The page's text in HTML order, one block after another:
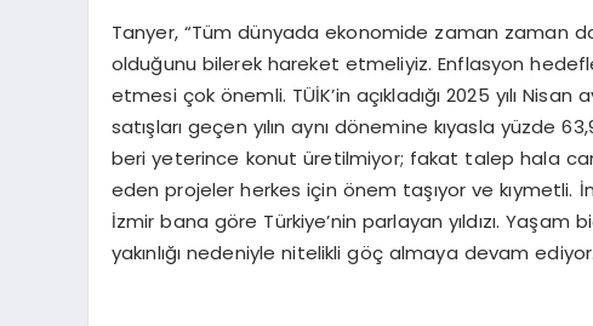
Tanyer, “Tüm dünyada ekonomide zaman zaman
olduğunu bilerek hareket etmeliyiz. Enflasyon
etmesi çok önemli. TÜİK’in açıkladığı 2025 yılı
satışları geçen yılın aynı dönemine kıyasla yüzde
beri yeterince konut üretilmiyor; fakat talep hala
eden projeler herkes için önem taşıyor ve kıymetli.
İzmir bana göre Türkiye’nin parlayan yıldızı. Yaşam
yakınlığı nedeniyle nitelikli göç almaya devam